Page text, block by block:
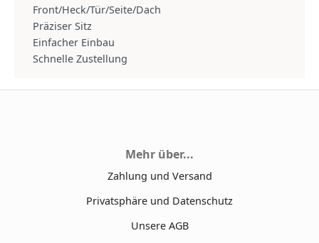
Front/Heck/Tür/Seite/Dach
Präziser Sitz
Einfacher Einbau
Schnelle Zustellung
Mehr über...
Zahlung und Versand
Privatsphäre und Datenschutz
Unsere AGB